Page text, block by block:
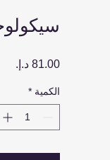
الكمية *